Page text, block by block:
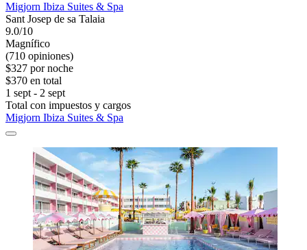
Migjorn Ibiza Suites & Spa
Sant Josep de sa Talaia
9.0/10
Magnífico
(710 opiniones)
$327 por noche
$370 en total
1 sept - 2 sept
Total con impuestos y cargos
Migjorn Ibiza Suites & Spa